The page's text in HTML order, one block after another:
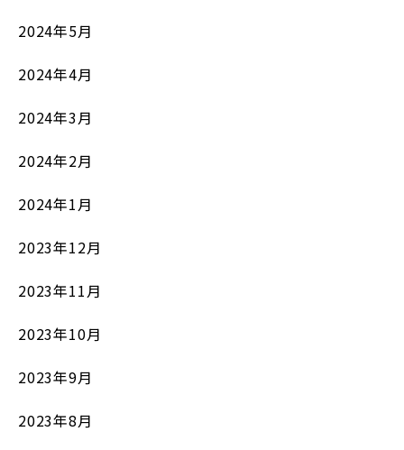
2024年5月
2024年4月
2024年3月
2024年2月
2024年1月
2023年12月
2023年11月
2023年10月
2023年9月
2023年8月